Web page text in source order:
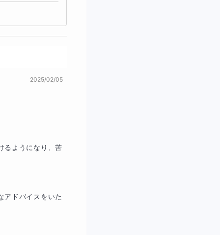
2025/02/05
るようになり、苦
アドバイスをいた